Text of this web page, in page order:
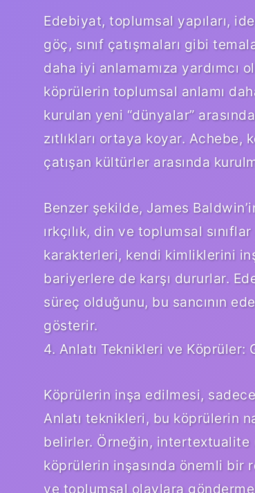
Edebiyat, toplumsal yapıları,
göç, sınıf çatışmaları gibi
daha iyi anlamamıza yardımcı
köprülerin toplumsal anlamı
kurulan yeni “dünyalar”
zıtlıkları ortaya koyar.
çatışan kültürler arasında
Benzer şekilde, James
ırkçılık, din ve toplumsal
karakterleri, kendi kimliklerini
bariyerlere de karşı dururlar.
süreç olduğunu, bu sancının
gösterir.
4. Anlatı Teknikleri ve Köprüler:
Köprülerin inşa edilmesi,
Anlatı teknikleri, bu köprülerin
belirler. Örneğin, intertextualite
köprülerin inşasında önemli bir
ve toplumsal olaylara